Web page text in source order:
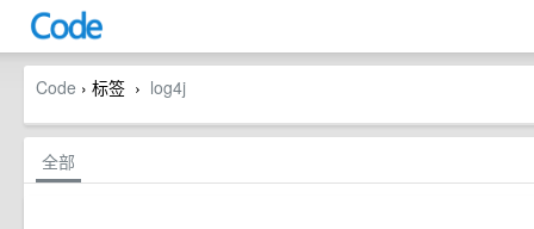
Code › 标签 › log4j
全部